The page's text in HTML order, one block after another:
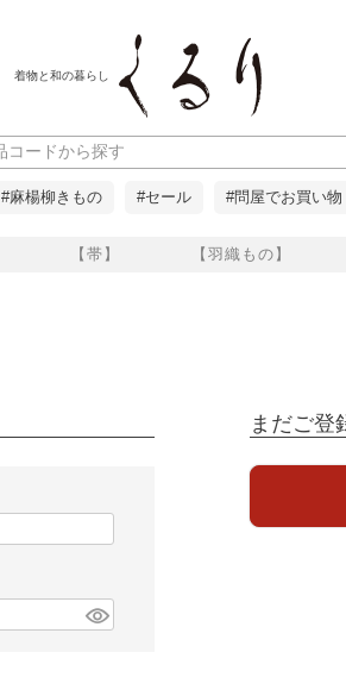
着物と和の暮らし
【帯】 【羽織もの】
#麻楊柳きもの #セール #問屋でお買い物
まだご登